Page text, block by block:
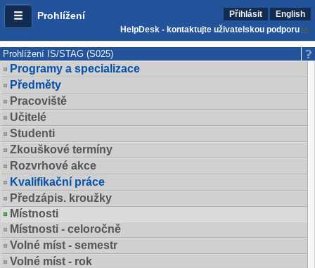
Prohlížení Přihlásit
English
HelpDesk - kontaktujte uživatelskou podporu
Prohlížení IS/STAG (S025)
Programy a specializace
Předměty
Pracoviště
Učitelé
Studenti
Zkouškové termíny
Rozvrhové akce
Kvalifikační práce
Předzápis. kroužky
Místnosti
Místnosti - celoročně
Volné míst - semestr
Volné míst - rok